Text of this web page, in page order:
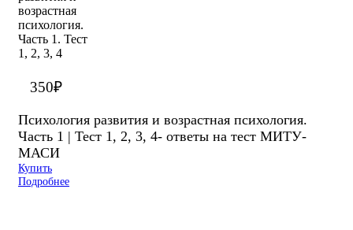
350₽
Психология развития и возрастная психология.
Часть 1 | Тест 1, 2, 3, 4- ответы на тест МИТУ-
МАСИ
Купить
Подробнее